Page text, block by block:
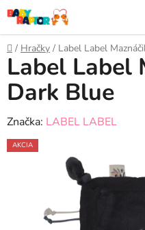
Prejsť
na
obsah
Domov
/ Hračky / Label Label
Label Label
Dark Blue
Značka: LABEL LABEL
AKCIA